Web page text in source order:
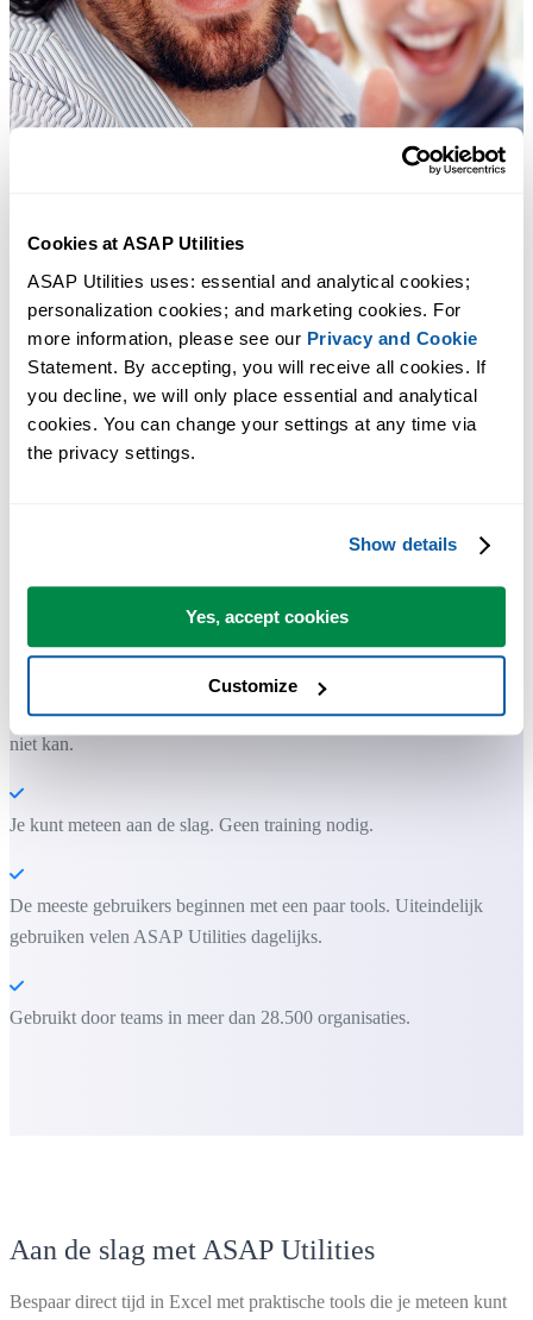
Cookies at ASAP Utilities
ASAP Utilities uses: essential and analytical cookies;
personalization cookies; and marketing cookies. For
more information, please see our Privacy and Cookie
Statement. By accepting, you will receive all cookies. If
you decline, we will only place essential and analytical
cookies. You can change your settings at any time via
the privacy settings.
Show details
Yes, accept cookies
Customize
Bespaar tijd in Excel. Snel en eenvoudig.
ASAP Utilities helpt je tijd besparen en dingen doen die Excel alleen
niet kan.
Je kunt meteen aan de slag. Geen training nodig.
De meeste gebruikers beginnen met een paar tools. Uiteindelijk
gebruiken velen ASAP Utilities dagelijks.
Gebruikt door teams in meer dan 28.500 organisaties.
Aan de slag met ASAP Utilities
Bespaar direct tijd in Excel met praktische tools die je meteen kunt